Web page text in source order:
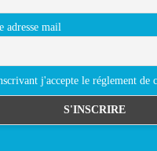
adresse mail
j'accepte le réglement de